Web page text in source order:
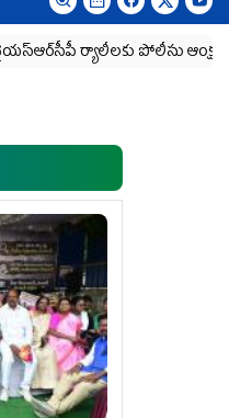
పోలీసు ఆంక్షలు